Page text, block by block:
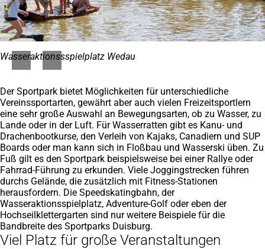
Wasseraktionssspielplatz Wedau
Der Sportpark bietet Möglichkeiten für unterschiedliche
Vereinssportarten, gewährt aber auch vielen Freizeitsportlern
eine sehr große Auswahl an Bewegungsarten, ob zu Wasser, zu
Lande oder in der Luft. Für Wasserratten gibt es Kanu- und
Drachenbootkurse, den Verleih von Kajaks, Canadiern und SUP
Boards oder man kann sich in Floßbau und Wasserski üben. Zu
Fuß gilt es den Sportpark beispielsweise bei einer Rallye oder
Fahrrad-Führung zu erkunden. Viele Joggingstrecken führen
durchs Gelände, die zusätzlich mit Fitness-Stationen
herausfordern. Die Speedskatingbahn, der
Wasseraktionsspielplatz, Adventure-Golf oder eben der
Hochseilklettergarten sind nur weitere Beispiele für die
Bandbreite des Sportparks Duisburg.
Viel Platz für große Veranstaltungen